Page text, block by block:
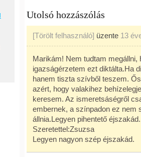
Utolsó hozzászólás
[Törölt felhasználó] üzente 13
Marikám! Nem tudtam
igazságérzetem ezt diktálta.Ha
hanem tiszta szívből teszem.
azért, hogy valakihez
keresem. Az ismeretsáségről
embernek, a színpadon ez nem
állnia.Legyen pihentető éjszakád.
Szeretettel:Zsuzsa
Legyen nagyon szép éjszakád.